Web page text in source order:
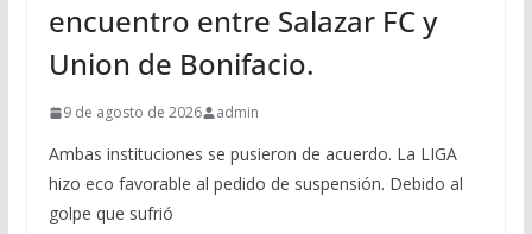
encuentro entre Salazar FC y
Union de Bonifacio.
9 de agosto de 2026 admin
Ambas instituciones se pusieron de acuerdo. La LIGA
hizo eco favorable al pedido de suspensión. Debido al
golpe que sufrió